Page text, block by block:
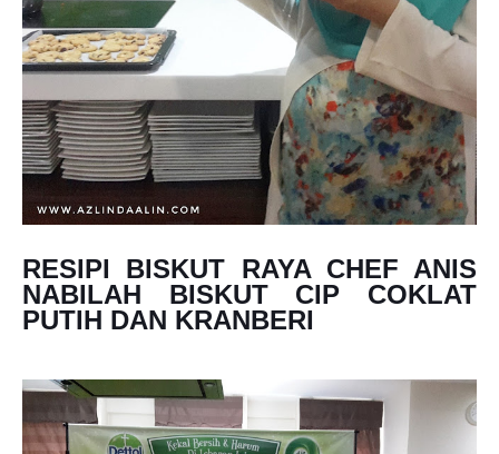
RESIPI BISKUT RAYA CHEF ANIS
NABILAH BISKUT CIP COKLAT
PUTIH DAN KRANBERI